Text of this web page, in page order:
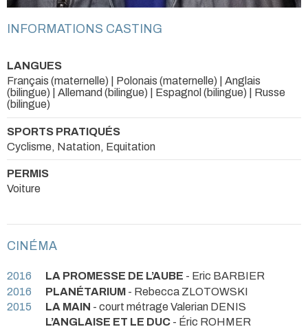
INFORMATIONS CASTING
LANGUES
Français (maternelle) | Polonais (maternelle) | Anglais
(bilingue) | Allemand (bilingue) | Espagnol (bilingue) | Russe
(bilingue)
SPORTS PRATIQUÉS
Cyclisme, Natation, Equitation
PERMIS
Voiture
CINÉMA
2016 LA PROMESSE DE L’AUBE - Eric BARBIER
2016
PLANÉTARIUM - Rebecca ZLOTOWSKI
2015
LA MAIN - court métrage Valerian DENIS
L’ANGLAISE ET LE DUC - Éric ROHMER